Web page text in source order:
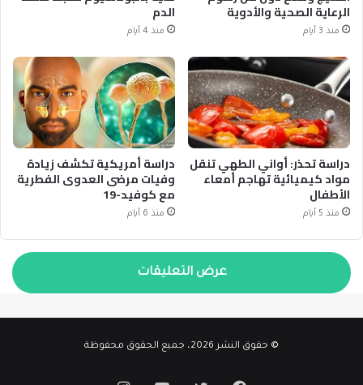
الرعاية الصحية والأدوية
منذ 3 أيام
الدم
منذ 4 أيام
دراسة تحذر: أواني الطهي تنقل
مواد كيميائية تهاجم أمعاء
الأطفال
منذ 5 أيام
دراسة أمريكية تكشف زيادة
وفيات مرضى العدوى الفطرية
مع كوفيد-19
منذ 6 أيام
عرض التعليقات
© حقوق النشر 2026، جميع الحقوق محفوظة